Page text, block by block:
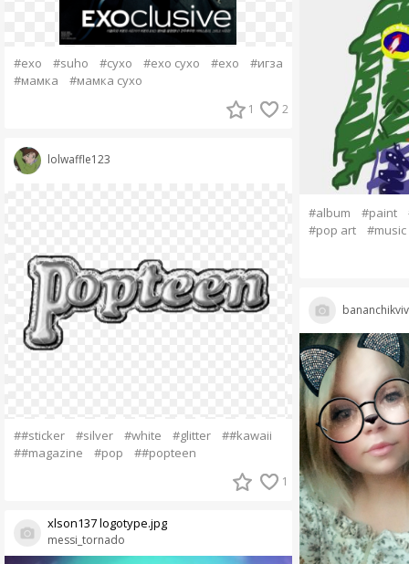
#exo #suho #сухо #exo сухо #ехо
#игза
#мамка
#мамка сухо
1 2
lolwaffle123
##sticker #silver #white #glitter
##kawaii
##magazine
#pop ##popteen
1
messi_tornado
xlson137 logotype.jpg
#album #paint
#pop art
#music